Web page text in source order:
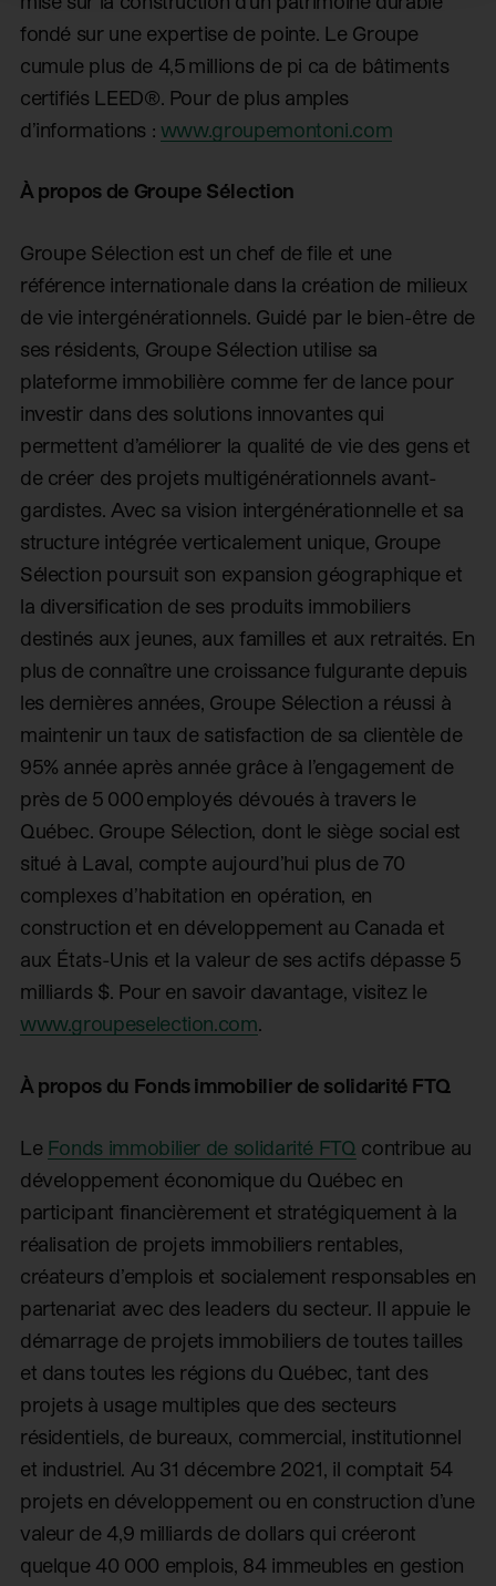
fondé sur une expertise de pointe. Le Groupe
cumule plus de 4,5 millions de pi ca de bâtiments
certifiés LEED®. Pour de plus amples
d’informations : www.groupemontoni.com
À propos de Groupe Sélection
Groupe Sélection est un chef de file et une
référence internationale dans la création de milieux
de vie intergénérationnels. Guidé par le bien-être de
ses résidents, Groupe Sélection utilise sa
plateforme immobilière comme fer de lance pour
investir dans des solutions innovantes qui
permettent d’améliorer la qualité de vie des gens et
de créer des projets multigénérationnels avant-
gardistes. Avec sa vision intergénérationnelle et sa
structure intégrée verticalement unique, Groupe
Sélection poursuit son expansion géographique et
la diversification de ses produits immobiliers
destinés aux jeunes, aux familles et aux retraités. En
plus de connaître une croissance fulgurante depuis
les dernières années, Groupe Sélection a réussi à
maintenir un taux de satisfaction de sa clientèle de
95% année après année grâce à l’engagement de
près de 5 000 employés dévoués à travers le
Québec. Groupe Sélection, dont le siège social est
situé à Laval, compte aujourd’hui plus de 70
complexes d’habitation en opération, en
construction et en développement au Canada et
aux États-Unis et la valeur de ses actifs dépasse 5
milliards $. Pour en savoir davantage, visitez le
www.groupeselection.com.
À propos du Fonds immobilier de solidarité FTQ
Le Fonds immobilier de solidarité FTQ contribue au
développement économique du Québec en
participant financièrement et stratégiquement à la
réalisation de projets immobiliers rentables,
créateurs d’emplois et socialement responsables en
partenariat avec des leaders du secteur. Il appuie le
démarrage de projets immobiliers de toutes tailles
et dans toutes les régions du Québec, tant des
projets à usage multiples que des secteurs
résidentiels, de bureaux, commercial, institutionnel
et industriel. Au 31 décembre 2021, il comptait 54
projets en développement ou en construction d’une
valeur de 4,9 milliards de dollars qui créeront
quelque 40 000 emplois, 84 immeubles en gestion